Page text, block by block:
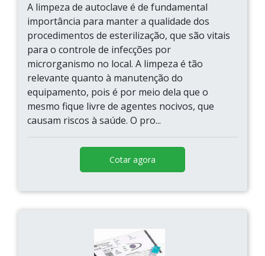
A limpeza de autoclave é de fundamental
importância para manter a qualidade dos
procedimentos de esterilização, que são vitais
para o controle de infecções por
microrganismo no local. A limpeza é tão
relevante quanto à manutenção do
equipamento, pois é por meio dela que o
mesmo fique livre de agentes nocivos, que
causam riscos à saúde. O pro...
Cotar agora